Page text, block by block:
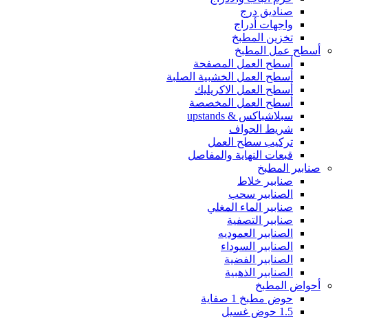
صناديق درج
واجهات أدراج
تخزين المطبخ
أسطح عمل المطبخ
أسطح العمل المصفحة
أسطح العمل الخشبية الصلبة
أسطح العمل الاكريليك
أسطح العمل المخصصة
سبلاشباكس & upstands
شريط الحواف
تركيب سطح العمل
قبعات النهاية والمفاصل
صنابير المطبخ
صنابير خلاط
الصنابير سحب
صنابير الماء المغلي
صنابير التصفية
الصنابير العموديه
الصنابير السوداء
الصنابير الفضية
الصنابير الذهبية
أحواض المطبخ
حوض مطبخ 1 صفاية
1.5 حوض غسيل